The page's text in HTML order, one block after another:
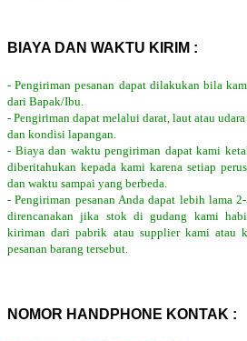
BIAYA DAN WAKTU KIRIM :
- Pengiriman pesanan dapat dilakukan bila
dari Bapak/Ibu.
- Pengiriman dapat melalui darat, laut atau
dan kondisi lapangan.
- Biaya dan waktu pengiriman dapat kami
diberitahukan kepada kami karena setiap
dan waktu sampai yang berbeda.
- Pengiriman pesanan Anda dapat lebih lama
direncanakan jika stok di gudang kami
kiriman dari pabrik atau supplier kami atau
pesanan barang tersebut.
NOMOR HANDPHONE KONTAK :